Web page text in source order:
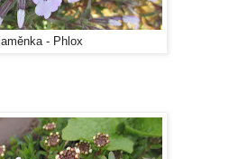
- Phlox